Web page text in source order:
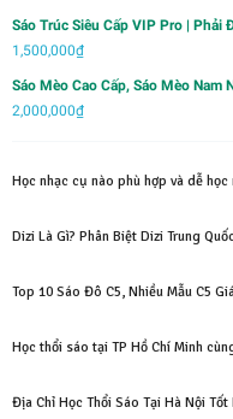
Sáo Trúc Siêu Cấp VIP Pro | Phải
1,500,000₫
Sáo Mèo Cao Cấp, Sáo Mèo Nam
2,000,000₫
Học nhạc cụ nào phù hợp và dễ
Dizi Là Gì? Phân Biệt Dizi Trung
Top 10 Sáo Đô C5, Nhiều Mẫu C5
Học thổi sáo tại TP Hồ Chí Minh
Địa Chỉ Học Thổi Sáo Tại Hà Nội Tốt